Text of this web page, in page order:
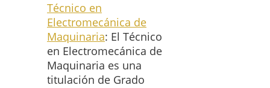
Técnico en
Electromecánica de
Maquinaria: El Técnico
en Electromecánica de
Maquinaria es una
titulación de Grado